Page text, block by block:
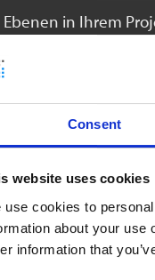
Consent
website uses cookies
use cookies to
about your use
information that
Ebenen in Ihrem
Sie in einer
direkt in
in PointCab